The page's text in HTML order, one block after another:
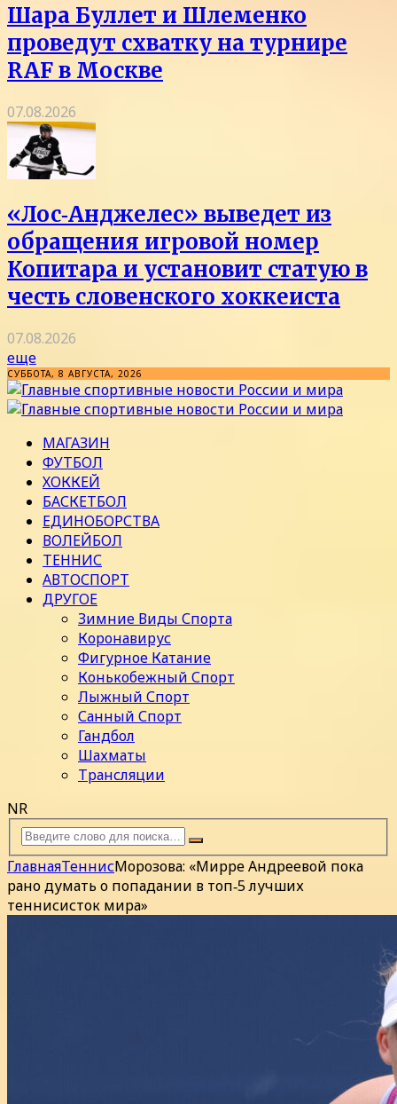
Шара Буллет и Шлеменко
проведут схватку на турнире
RAF в Москве
07.08.2026
«Лос‑Анджелес» выведет из
обращения игровой номер
Копитара и установит статую в
честь словенского хоккеиста
07.08.2026
еще
СУББОТА, 8 АВГУСТА, 2026
МАГАЗИН
ФУТБОЛ
ХОККЕЙ
БАСКЕТБОЛ
ЕДИНОБОРСТВА
ВОЛЕЙБОЛ
ТЕННИС
АВТОСПОРТ
ДРУГОЕ
Зимние Виды Спорта
Коронавирус
Фигурное Катание
Конькобежный Спорт
Лыжный Спорт
Санный Спорт
Гандбол
Шахматы
Трансляции
NR
ГлавнаяТеннисМорозова: «Мирре Андреевой пока
рано думать о попадании в топ‑5 лучших
теннисисток мира»